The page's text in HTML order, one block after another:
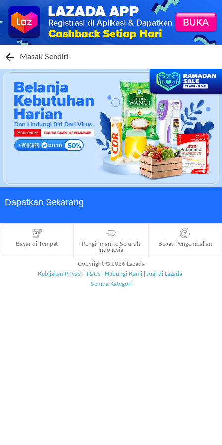
Masak Sendiri
Dapatkan Sekarang
Bayar di Tempat
Pengiriman ke Seluruh
Indonesia
Bebas Pengembalian
Copyright © 2026 Lazada
Kebijakan Privasi
T&Cs Hubungi Kami
Jual di Lazada
Semua Kategori